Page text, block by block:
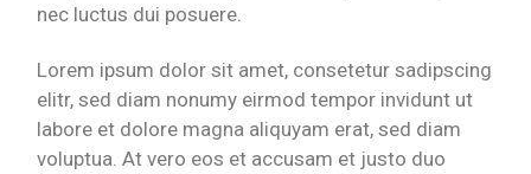
nec luctus dui posuere.
Lorem ipsum dolor sit amet, consetetur sadipscing
elitr, sed diam nonumy eirmod tempor invidunt ut
labore et dolore magna aliquyam erat, sed diam
voluptua. At vero eos et accusam et justo duo